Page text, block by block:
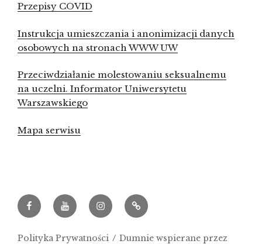
Przepisy COVID
Instrukcja umieszczania i anonimizacji danych
osobowych na stronach WWW UW
Przeciwdziałanie molestowaniu seksualnemu
na uczelni. Informator Uniwersytetu
Warszawskiego
Mapa serwisu
FacebookYoutubeInstagramArcheowieści.pl
Polityka Prywatności Dumnie wspierane przez